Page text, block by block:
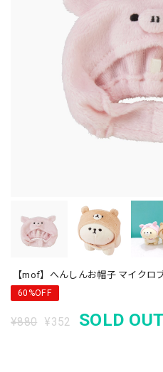
【mof】へんしんお帽子 マイクロ
60%OFF
¥880 ¥352 SOLD OUT